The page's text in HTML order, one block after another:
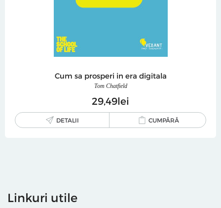
Cum sa prosperi in era digitala
Tom Chatfield
2949lei
DETALII CUMPĂRĂ
Linkuri utile